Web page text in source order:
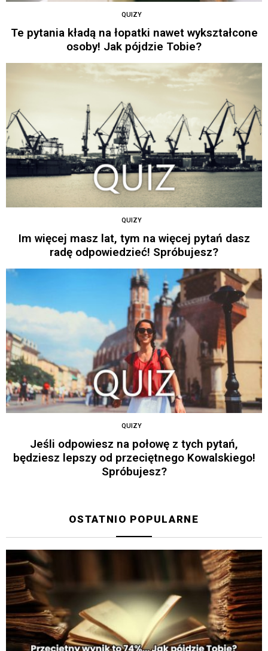
QUIZY
Te pytania kładą na łopatki nawet wykształcone
osoby! Jak pójdzie Tobie?
QUIZY
Im więcej masz lat, tym na więcej pytań dasz
radę odpowiedzieć! Spróbujesz?
QUIZY
Jeśli odpowiesz na połowę z tych pytań,
będziesz lepszy od przeciętnego Kowalskiego!
Spróbujesz?
OSTATNIO POPULARNE